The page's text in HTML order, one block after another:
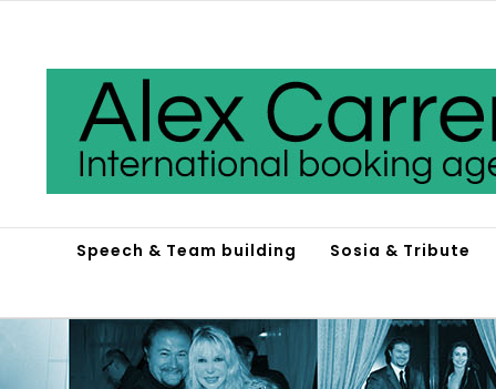
Speech & Team building Sosia & Tribute